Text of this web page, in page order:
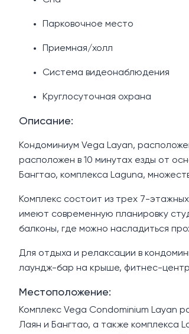
Парковочное место
Приемная/холл
Система видеонаблюдения
Круглосуточная охрана
Описание:
Кондоминиум Vega Layan,
расположен в 10 минутах езды от
Бангтао, комплекса Laguna,
Комплекс состоит из трех 7-
имеют современную планировку
балконы, где можно насладиться
Для отдыха и релаксации в
лаундж-бар на крыше, фитнес-
Местоположение:
Комплекс Vega Condominium Layan
Лаян и Бангтао, а также комплекса